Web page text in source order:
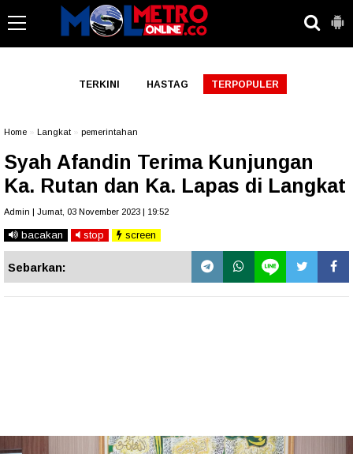
TERKINI HASTAG TERPOPULER
Home Langkat pemerintahan
Syah Afandin Terima Kunjungan
Ka. Rutan dan Ka. Lapas di Langkat
Admin | Jumat, 03 November 2023 | 19:52
bacakan stop screen
Sebarkan: